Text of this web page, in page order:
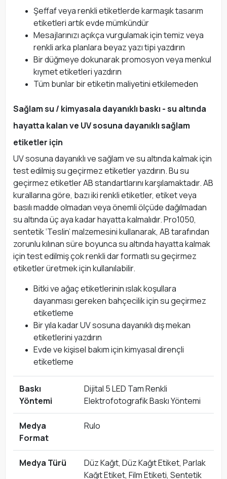
Şeffaf veya renkli etiketlerde karmaşık tasarım
etiketleri artık evde mümkündür
Mesajlarınızı açıkça vurgulamak için temiz veya
renkli arka planlara beyaz yazı tipi yazdırın
Bir düğmeye dokunarak promosyon veya menkul
kıymet etiketleri yazdırın
Tüm bunlar bir etiketin maliyetini etkilemeden
Sağlam su / kimyasala dayanıklı baskı - su altında
hayatta kalan ve UV sosuna dayanıklı sağlam
etiketler için
UV sosuna dayanıklı ve sağlam ve su altında kalmak için
test edilmiş su geçirmez etiketler yazdırın. Bu su
geçirmez etiketler AB standartlarını karşılamaktadır. AB
kurallarına göre, bazı iki renkli etiketler, etiket veya
basılı madde olmadan veya önemli ölçüde dağılmadan
su altında üç aya kadar hayatta kalmalıdır. Pro1050,
sentetik ‘Teslin’ malzemesini kullanarak, AB tarafından
zorunlu kılınan süre boyunca su altında hayatta kalmak
için test edilmiş çok renkli dar formatlı su geçirmez
etiketler üretmek için kullanılabilir.
Bitki ve ağaç etiketlerinin ıslak koşullara
dayanması gereken bahçecilik için su geçirmez
etiketleme
Bir yıla kadar UV sosuna dayanıklı dış mekan
etiketlerini yazdırın
Evde ve kişisel bakım için kimyasal dirençli
etiketleme
Baskı
Yöntemi
Dijital 5 LED Tam Renkli
Elektrofotografik Baskı Yöntemi
Medya
Format
Rulo
Medya Türü
Düz Kağıt, Düz Kağıt Etiket, Parlak
Kağıt Etiket, Film Etiketi, Sentetik